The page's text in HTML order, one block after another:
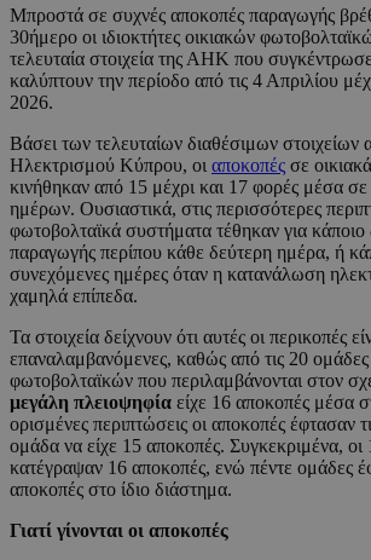
Μπροστά σε συχνές αποκοπές παραγωγής
30ήμερο οι ιδιοκτήτες οικιακών
τελευταία στοιχεία της ΑΗΚ που
καλύπτουν την περίοδο από τις 4 Απριλίου
2026.
Βάσει των τελευταίων διαθέσιμων στοιχείων
Ηλεκτρισμού Κύπρου, οι αποκοπές σε
κινήθηκαν από 15 μέχρι και 17 φορές μέσα
ημέρων. Ουσιαστικά, στις περισσότερες
φωτοβολταϊκά συστήματα τέθηκαν για κάποιο
παραγωγής περίπου κάθε δεύτερη ημέρα, ή
συνεχόμενες ημέρες όταν η κατανάλωση
χαμηλά επίπεδα.
Τα στοιχεία δείχνουν ότι αυτές οι περικοπές
επαναλαμβανόμενες, καθώς από τις 20 ομάδες
φωτοβολταϊκών που περιλαμβάνονται στον
μεγάλη πλειοψηφία είχε 16 αποκοπές μέσα
ορισμένες περιπτώσεις οι αποκοπές έφτασαν
ομάδα να είχε 15 αποκοπές. Συγκεκριμένα, οι
κατέγραψαν 16 αποκοπές, ενώ πέντε ομάδες
αποκοπές στο ίδιο διάστημα.
Γιατί γίνονται οι αποκοπές